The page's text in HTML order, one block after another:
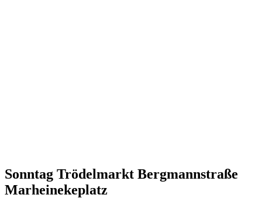
Sonntag Trödelmarkt Bergmannstraße
Marheinekeplatz